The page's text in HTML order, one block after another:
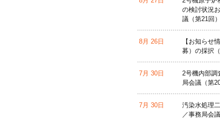
の検討状況
議（第21回
8月 26日
【お知らせ
募）の採択
7月 30日
2号機内部調
局会議（第
7月 30日
汚染水処理
／事務局会